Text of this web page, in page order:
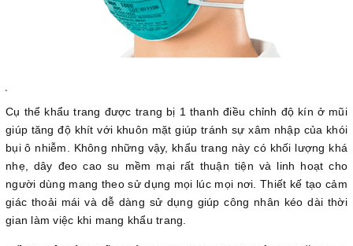
Cụ thể khẩu trang được trang bị 1 thanh điều chỉnh độ kín ở mũi
giúp tăng độ khít với khuôn mặt giúp tránh sự xâm nhập của khói
bụi ô nhiễm. Không những vậy, khẩu trang này có khối lượng khá
nhẹ, dây đeo cao su mềm mại rất thuận tiện và linh hoạt cho
người dùng mang theo sử dụng mọi lúc mọi nơi. Thiết kế tạo cảm
giác thoải mái và dễ dàng sử dụng giúp công nhân kéo dài thời
gian làm việc khi mang khẩu trang.